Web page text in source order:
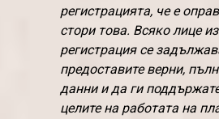
регистрацията, че е
стори това. Всяко лице
регистрация се
предоставите верни,
данни и да ги
целите на работата на